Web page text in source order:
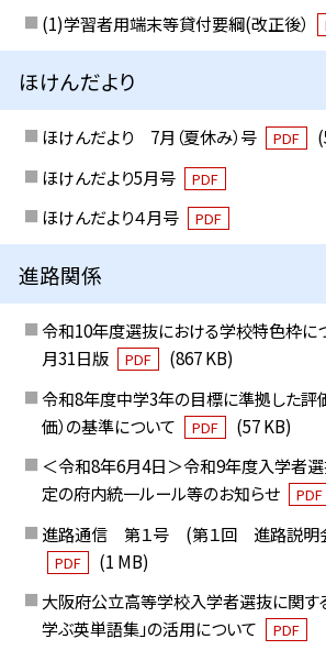
(1)学習者用端末等貸付要綱(改正後）
ほけんだより
ほけんだより 7月（夏休み）号 PDF
ほけんだより5月号
PDF
ほけんだより４月号 PDF
進路関係
令和10年度選抜における学校特色枠に
月31日版
PDF
(867 KB)
令和8年度中学3年の目標に準拠した評
価）の基準について
PDF
(57 KB)
＜令和8年6月4日＞令和9年度入学者
定の府内統一ルール等のお知らせ
PDF
進路通信 第１号 (第１回 進路説明会
PDF
(1 MB)
大阪府公立高等学校入学者選抜に関す
学ぶ英単語集」の活用について
PDF